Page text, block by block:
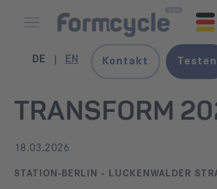
DE EN Kontakt Testen
TRANSFORM
18.03.2026
STATION-BERLIN - LUCKENWALDER